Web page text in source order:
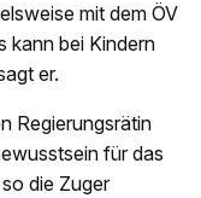
mit dem ÖV
kann bei Kindern
er.
Regierungsrätin
für das
die Zuger